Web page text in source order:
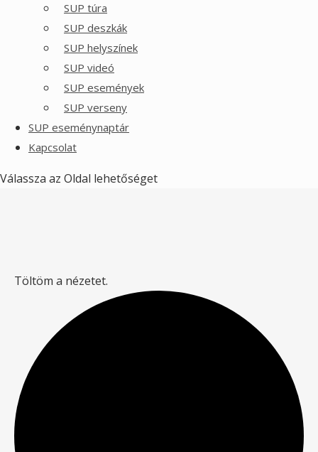
SUP túra
SUP deszkák
SUP helyszínek
SUP videó
SUP események
SUP verseny
SUP eseménynaptár
Kapcsolat
Válassza az Oldal lehetőséget
Töltöm a nézetet.